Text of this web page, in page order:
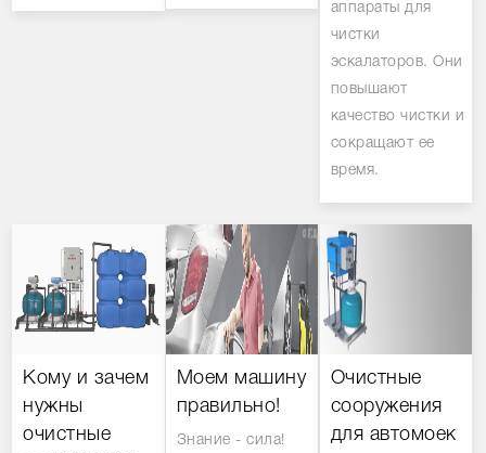
аппараты для
чистки
эскалаторов. Они
повышают
качество чистки и
сокращают ее
время.
Кому и зачем
нужны
очистные
Моем машину
правильно!
Знание - сила!
Очистные
сооружения
для автомоек